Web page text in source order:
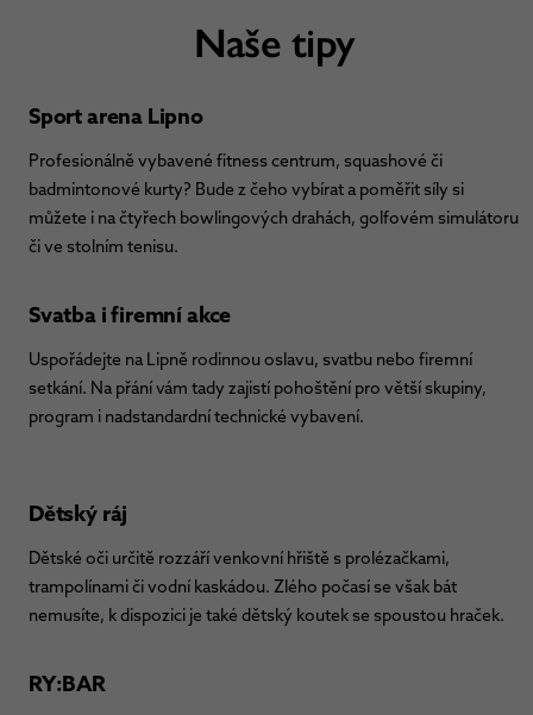
Naše tipy
Sport arena Lipno
Profesionálně vybavené fitness centrum, squashové či
badmintonové kurty? Bude z čeho vybírat a poměřit síly si
můžete i na čtyřech bowlingových drahách, golfovém simulátoru
či ve stolním tenisu.
Svatba i firemní akce
Uspořádejte na Lipně rodinnou oslavu, svatbu nebo firemní
setkání. Na přání vám tady zajistí pohoštění pro větší skupiny,
program i nadstandardní technické vybavení.
Dětský ráj
Dětské oči určitě rozzáří venkovní hřiště s prolézačkami,
trampolínami či vodní kaskádou. Zlého počasí se však bát
nemusíte, k dispozici je také dětský koutek se spoustou hraček.
RY:BAR